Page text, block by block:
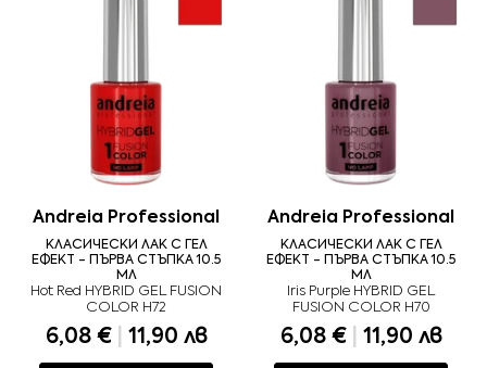
Andreia Professional
КЛАСИЧЕСКИ ЛАК С ГЕЛ
ЕФЕКТ - ПЪРВА СТЪПКА 10.5
МЛ
Hot Red HYBRID GEL FUSION
COLOR H72
6,08 € 11,90 лв
Andreia Professional
КЛАСИЧЕСКИ ЛАК С ГЕЛ
ЕФЕКТ - ПЪРВА СТЪПКА 10.5
МЛ
Iris Purple HYBRID GEL
FUSION COLOR H70
6,08 € 11,90 лв